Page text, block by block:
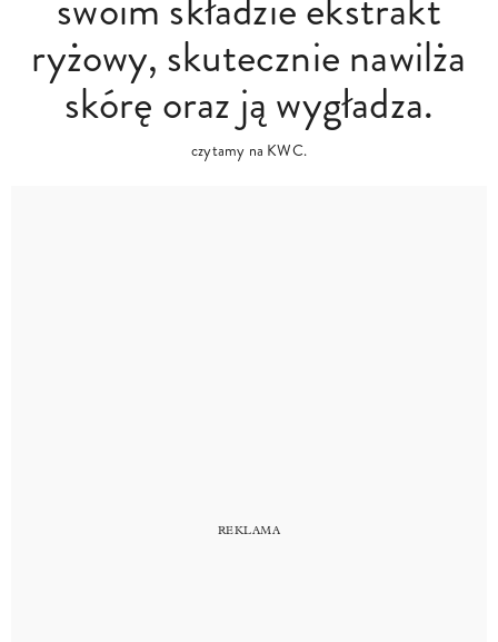
ryżowy, skutecznie nawilża
skórę oraz ją wygładza.
czytamy na KWC.